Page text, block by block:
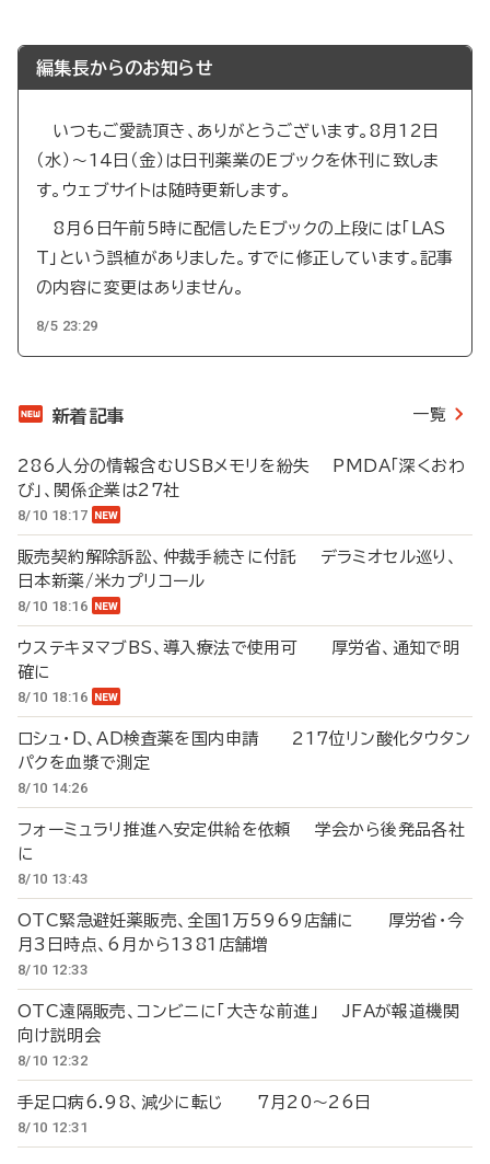
編集長からのお知らせ
いつもご愛読頂き、ありがとうございます。8月12日
（水）～14日（金）は日刊薬業のEブックを休刊に致しま
す。ウェブサイトは随時更新します。
8月6日午前5時に配信したEブックの上段には「LAS
T」という誤植がありました。すでに修正しています。記事
の内容に変更はありません。
8/5 23:29
新着記事 一覧
286人分の情報含むUSBメモリを紛失 PMDA「深くおわ
び」、関係企業は27社
8/10 18:17
販売契約解除訴訟、仲裁手続きに付託 デラミオセル巡り、
日本新薬/米カプリコール
8/10 18:16
ウステキヌマブBS、導入療法で使用可 厚労省、通知で明
確に
8/10 18:16
ロシュ・D、AD検査薬を国内申請 217位リン酸化タウタン
パクを血漿で測定
8/10 14:26
フォーミュラリ推進へ安定供給を依頼 学会から後発品各社
に
8/10 13:43
OTC緊急避妊薬販売、全国1万5969店舗に 厚労省・今
月3日時点、6月から1381店舗増
8/10 12:33
OTC遠隔販売、コンビニに「大きな前進」 JFAが報道機関
向け説明会
8/10 12:32
手足口病6.98、減少に転じ 7月20～26日
8/10 12:31